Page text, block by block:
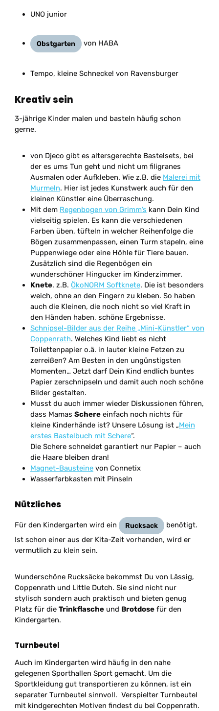
UNO junior
Obstgarten von HABA
Tempo, kleine Schnecke! von Ravensburger
Kreativ sein
3-jährige Kinder malen und basteln häufig schon
gerne.
von Djeco gibt es altersgerechte Bastelsets, bei
der es ums Tun geht und nicht um filigranes
Ausmalen oder Aufkleben. Wie z.B. die Malerei mit
Murmeln. Hier ist jedes Kunstwerk auch für den
kleinen Künstler eine Überraschung.
Mit dem Regenbogen von Grimm’s kann Dein Kind
vielseitig spielen. Es kann die verschiedenen
Farben üben, tüfteln in welcher Reihenfolge die
Bögen zusammenpassen, einen Turm stapeln, eine
Puppenwiege oder eine Höhle für Tiere bauen.
Zusätzlich sind die Regenbögen ein
wunderschöner Hingucker im Kinderzimmer.
Knete. z.B. ÖkoNORM Softknete. Die ist besonders
weich, ohne an den Fingern zu kleben. So haben
auch die Kleinen, die noch nicht so viel Kraft in
den Händen haben, schöne Ergebnisse.
Schnipsel-Bilder aus der Reihe „Mini-Künstler“ von
Coppenrath. Welches Kind liebt es nicht
Toilettenpapier o.ä. in lauter kleine Fetzen zu
zerreißen? Am Besten in den ungünstigsten
Momenten… Jetzt darf Dein Kind endlich buntes
Papier zerschnipseln und damit auch noch schöne
Bilder gestalten.
Musst du auch immer wieder Diskussionen führen,
dass Mamas Schere einfach noch nichts für
kleine Kinderhände ist? Unsere Lösung ist „Mein
erstes Bastelbuch mit Schere“.
Die Schere schneidet garantiert nur Papier – auch
die Haare bleiben dran!
Magnet-Bausteine von Connetix
Wasserfarbkasten mit Pinseln
Nützliches
Für den Kindergarten wird ein Rucksack
benötigt.
Ist schon einer aus der Kita-Zeit vorhanden, wird er
vermutlich zu klein sein.
Wunderschöne Rucksäcke bekommst Du von Lässig,
Coppenrath und Little Dutch. Sie sind nicht nur
stylisch sondern auch praktisch und bieten genug
Platz für die Trinkflasche und Brotdose für den
Kindergarten.
Turnbeutel
Auch im Kindergarten wird häufig in den nahe
gelegenen Sporthallen Sport gemacht. Um die
Sportkleidung gut transportieren zu können, ist ein
separater Turnbeutel sinnvoll. Verspielter Turnbeutel
mit kindgerechten Motiven findest du bei Coppenrath.